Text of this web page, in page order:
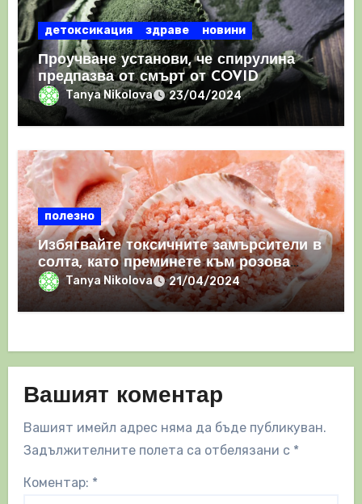
детоксикация здраве новини
Проучване установи, че спирулина
предпазва от смърт от COVID
Tanya Nikolova 23/04/2024
полезно
Избягвайте токсичните замърсители в
солта, като преминете към розова
хималайска сол
Tanya Nikolova 21/04/2024
Вашият коментар
Вашият имейл адрес няма да бъде публикуван.
Задължителните полета са отбелязани с *
Коментар: *